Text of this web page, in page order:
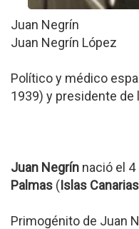
Juan Negrín
Juan Negrín López
Político y médico
1939) y presidente de
Juan Negrín nació el
Palmas (Islas Canarias
Primogénito de Juan